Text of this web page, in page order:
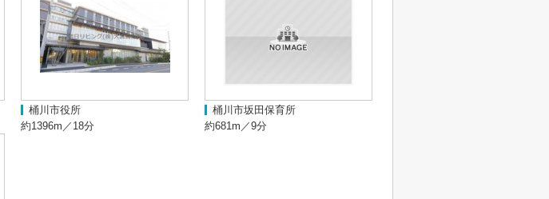
桶川市役所
約1396m／18分
桶川市坂田保育所
約681m／9分